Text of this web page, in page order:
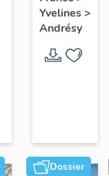
Saint-
Germain-
de-
Paris
Germain
Yvelines>
Andrésy
Dossier